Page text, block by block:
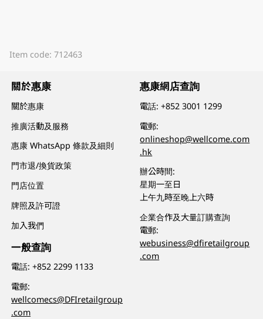
Item code: 712463
關於惠康
關於惠康
推廣活動及服務
惠康 WhatsApp 條款及細則
門市退/換貨政策
門店位置
牌照及許可證
加入我們
一般查詢
電話:+852 2299 1133
電郵:
wellcomecs@DFIretailgroup
.com
惠康網店查詢
電話:+852 3001 1299
電郵:
onlineshop@wellcome.com
.hk
辦公時間:
星期一至日
上午九時至晚上六時
企業合作及大量訂購查詢
電郵:
webusiness@dfiretailgroup
.com